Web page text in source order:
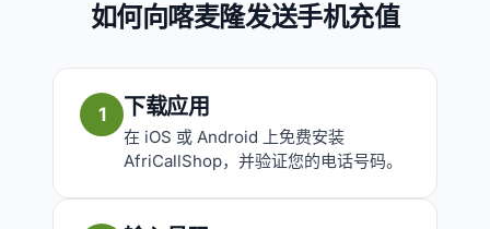
如何向喀麦隆发送手机充值
1 下载应用
在 iOS 或 Android 上免费安装
AfriCallShop，并验证您的电话号码。